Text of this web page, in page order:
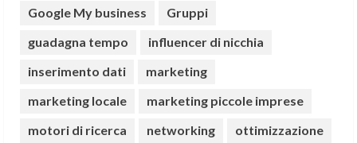
Google My business
Gruppi
guadagna tempo
influencer di nicchia
inserimento dati
marketing
marketing locale
marketing piccole imprese
motori di ricerca
networking
ottimizzazione